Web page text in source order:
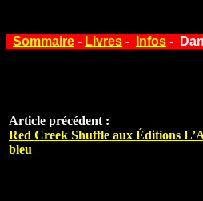
Sommaire - Livres - Infos -
Article précédent :
Red Creek Shuffle aux Éditions
bleu